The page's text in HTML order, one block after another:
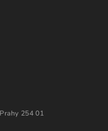
254 01